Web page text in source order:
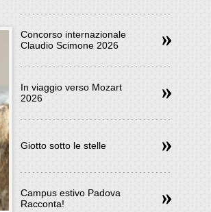
Concorso internazionale
Claudio Scimone 2026
In viaggio verso Mozart
2026
Giotto sotto le stelle
Campus estivo Padova
Racconta!